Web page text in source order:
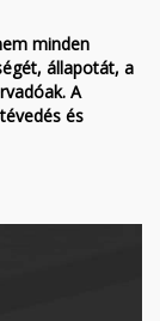
minden
állapotát, a
A
és